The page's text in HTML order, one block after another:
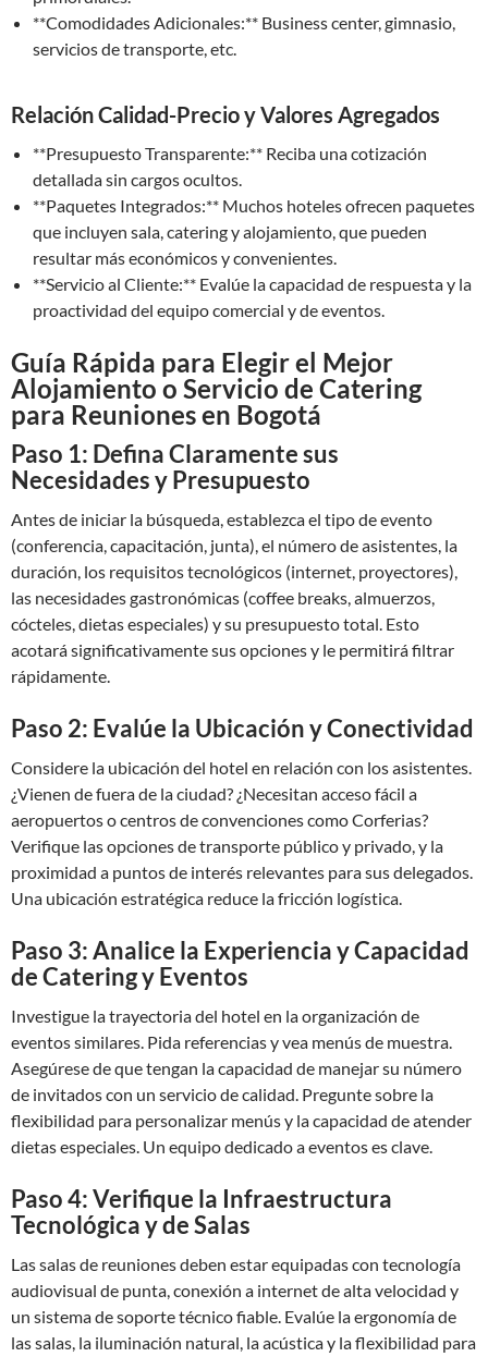
**Comodidades Adicionales:** Business center, gimnasio,
servicios de transporte, etc.
Relación Calidad-Precio y Valores Agregados
**Presupuesto Transparente:** Reciba una cotización
detallada sin cargos ocultos.
**Paquetes Integrados:** Muchos hoteles ofrecen paquetes
que incluyen sala, catering y alojamiento, que pueden
resultar más económicos y convenientes.
**Servicio al Cliente:** Evalúe la capacidad de respuesta y la
proactividad del equipo comercial y de eventos.
Guía Rápida para Elegir el Mejor
Alojamiento o Servicio de Catering
para Reuniones en Bogotá
Paso 1: Defina Claramente sus
Necesidades y Presupuesto
Antes de iniciar la búsqueda, establezca el tipo de evento
(conferencia, capacitación, junta), el número de asistentes, la
duración, los requisitos tecnológicos (internet, proyectores),
las necesidades gastronómicas (coffee breaks, almuerzos,
cócteles, dietas especiales) y su presupuesto total. Esto
acotará significativamente sus opciones y le permitirá filtrar
rápidamente.
Paso 2: Evalúe la Ubicación y Conectividad
Considere la ubicación del hotel en relación con los asistentes.
¿Vienen de fuera de la ciudad? ¿Necesitan acceso fácil a
aeropuertos o centros de convenciones como Corferias?
Verifique las opciones de transporte público y privado, y la
proximidad a puntos de interés relevantes para sus delegados.
Una ubicación estratégica reduce la fricción logística.
Paso 3: Analice la Experiencia y Capacidad
de Catering y Eventos
Investigue la trayectoria del hotel en la organización de
eventos similares. Pida referencias y vea menús de muestra.
Asegúrese de que tengan la capacidad de manejar su número
de invitados con un servicio de calidad. Pregunte sobre la
flexibilidad para personalizar menús y la capacidad de atender
dietas especiales. Un equipo dedicado a eventos es clave.
Paso 4: Verifique la Infraestructura
Tecnológica y de Salas
Las salas de reuniones deben estar equipadas con tecnología
audiovisual de punta, conexión a internet de alta velocidad y
un sistema de soporte técnico fiable. Evalúe la ergonomía de
las salas, la iluminación natural, la acústica y la flexibilidad para